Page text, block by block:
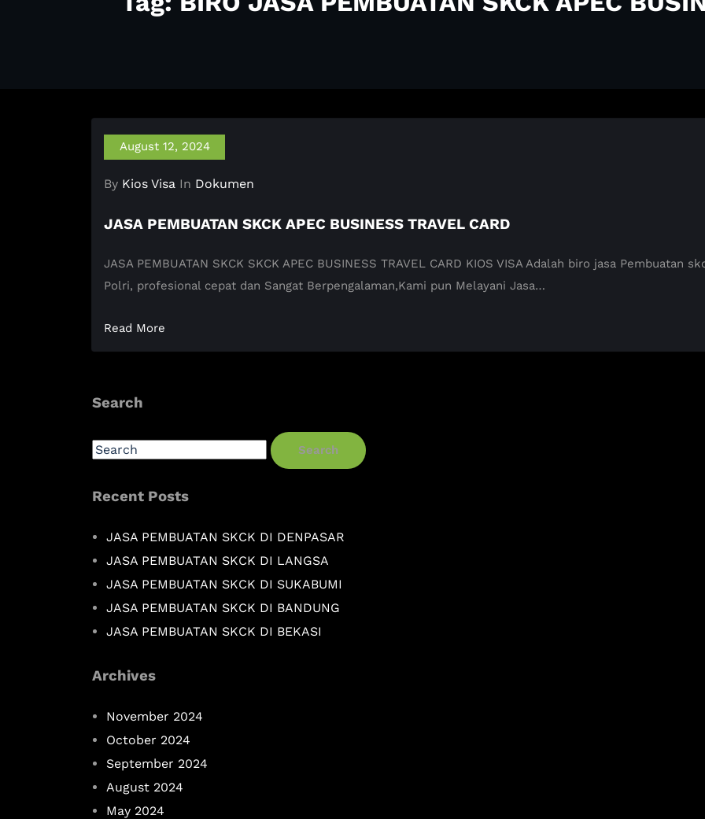
August 12, 2024
By Kios Visa In Dokumen
JASA PEMBUATAN SKCK APEC BUSINESS TRAVEL CARD
JASA PEMBUATAN SKCK SKCK APEC BUSINESS TRAVEL CARD KIOS VISA Adalah biro jasa Pembuatan
Polri, profesional cepat dan Sangat Berpengalaman,Kami pun Melayani Jasa…
Read More
Search
Search
Recent Posts
JASA PEMBUATAN SKCK DI DENPASAR
JASA PEMBUATAN SKCK DI LANGSA
JASA PEMBUATAN SKCK DI SUKABUMI
JASA PEMBUATAN SKCK DI BANDUNG
JASA PEMBUATAN SKCK DI BEKASI
Archives
November 2024
October 2024
September 2024
August 2024
May 2024